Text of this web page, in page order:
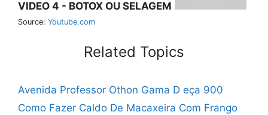
VIDEO 4 - BOTOX OU SELAGEM
Source: Youtube.com
Related Topics
Avenida Professor Othon Gama D eça 900
Como Fazer Caldo De Macaxeira Com Frango